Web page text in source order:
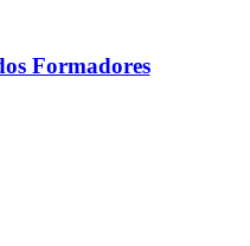
Formadores